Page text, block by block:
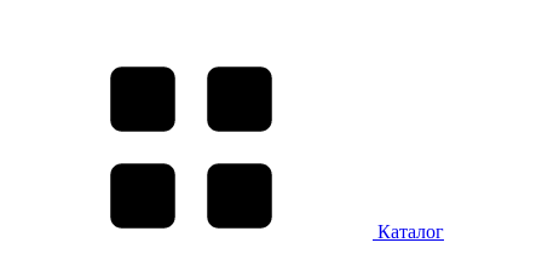
Каталог